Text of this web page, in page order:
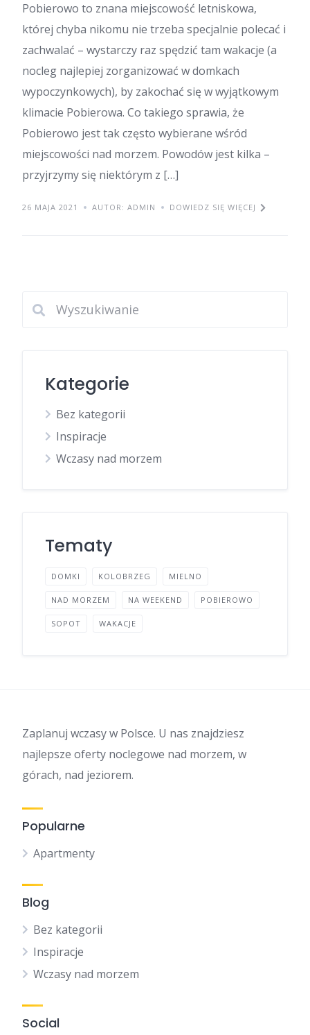
Pobierowo to znana miejscowość letniskowa,
której chyba nikomu nie trzeba specjalnie polecać i
zachwalać – wystarczy raz spędzić tam wakacje (a
nocleg najlepiej zorganizować w domkach
wypoczynkowych), by zakochać się w wyjątkowym
klimacie Pobierowa. Co takiego sprawia, że
Pobierowo jest tak często wybierane wśród
miejscowości nad morzem. Powodów jest kilka –
przyjrzymy się niektórym z […]
26 MAJA 2021 AUTOR: ADMIN DOWIEDZ SIĘ WIĘCEJ
Kategorie
Bez kategorii
Inspiracje
Wczasy nad morzem
Tematy
DOMKI KOLOBRZEG MIELNO
NAD MORZEM NA WEEKEND POBIEROWO
SOPOT WAKACJE
Zaplanuj wczasy w Polsce. U nas znajdziesz
najlepsze oferty noclegowe nad morzem, w
górach, nad jeziorem.
Popularne
Apartmenty
Blog
Bez kategorii
Inspiracje
Wczasy nad morzem
Social